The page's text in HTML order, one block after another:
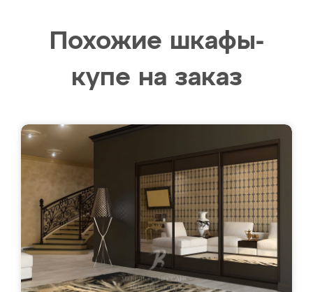
Похожие шкафы-
купе на заказ